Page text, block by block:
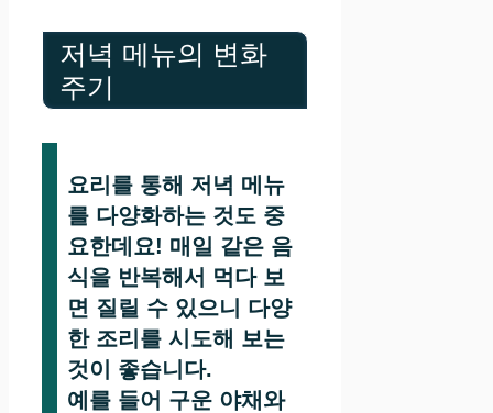
저녁 메뉴의 변화
주기
요리를 통해 저녁 메뉴
를 다양화하는 것도 중
요한데요! 매일 같은 음
식을 반복해서 먹다 보
면 질릴 수 있으니 다양
한 조리를 시도해 보는
것이 좋습니다.
예를 들어 구운 야채와